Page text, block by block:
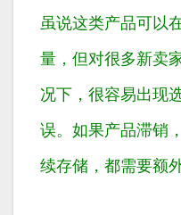
虽说这类产品可以
量，但对很多新卖
况下，很容易出现
误。如果产品滞销
续存储，都需要额